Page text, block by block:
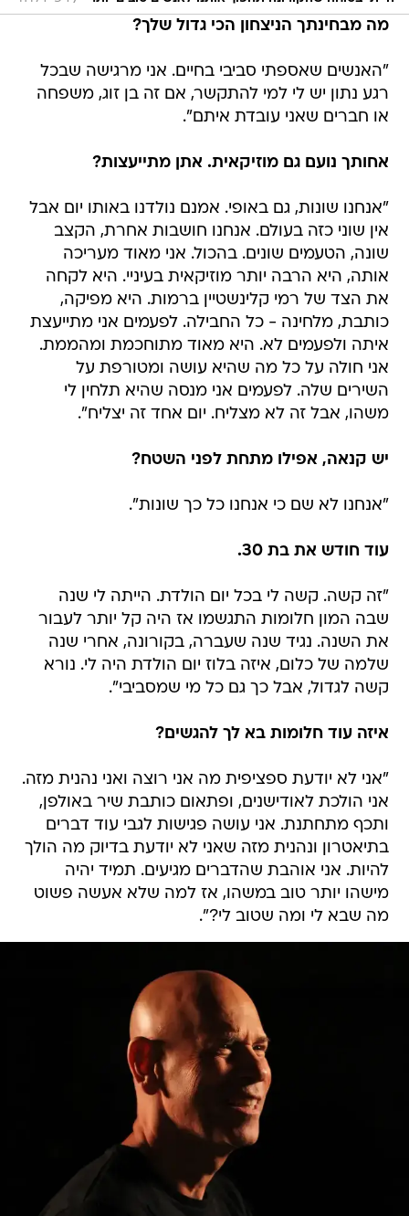
מה מבחינתך הניצחון הכי גדול שלך?
"האנשים שאספתי סביבי בחיים. אני מרגישה שבכל
רגע נתון יש לי למי להתקשר, אם זה בן זוג, משפחה
או חברים שאני עובדת איתם".
אחותך נועם גם מוזיקאית. אתן מתייעצות?
"אנחנו שונות, גם באופי. אמנם נולדנו באותו יום אבל
אין שוני כזה בעולם. אנחנו חושבות אחרת, הקצב
שונה, הטעמים שונים. בהכול. אני מאוד מעריכה
אותה, היא הרבה יותר מוזיקאית בעיניי. היא לקחה
את הצד של רמי קלינשטיין ברמות. היא מפיקה,
כותבת, מלחינה - כל החבילה. לפעמים אני מתייעצת
איתה ולפעמים לא. היא מאוד מתוחכמת ומהממת.
אני חולה על כל מה שהיא עושה ומטורפת על
השירים שלה. לפעמים אני מנסה שהיא תלחין לי
משהו, אבל זה לא מצליח. יום אחד זה יצליח".
יש קנאה, אפילו מתחת לפני השטח?
"אנחנו לא שם כי אנחנו כל כך שונות".
עוד חודש את בת 30.
"זה קשה. קשה לי בכל יום הולדת. הייתה לי שנה
שבה המון חלומות התגשמו אז היה קל יותר לעבור
את השנה. נגיד שנה שעברה, בקורונה, אחרי שנה
שלמה של כלום, איזה בלוז יום הולדת היה לי. נורא
קשה לגדול, אבל כך גם כל מי שמסביבי".
איזה עוד חלומות בא לך להגשים?
"אני לא יודעת ספציפית מה אני רוצה ואני נהנית מזה.
אני הולכת לאודישנים, ופתאום כותבת שיר באולפן,
ותכף מתחתנת. אני עושה פגישות לגבי עוד דברים
בתיאטרון ונהנית מזה שאני לא יודעת בדיוק מה הולך
להיות. אני אוהבת שהדברים מגיעים. תמיד יהיה
מישהו יותר טוב במשהו, אז למה שלא אעשה פשוט
מה שבא לי ומה שטוב לי?".